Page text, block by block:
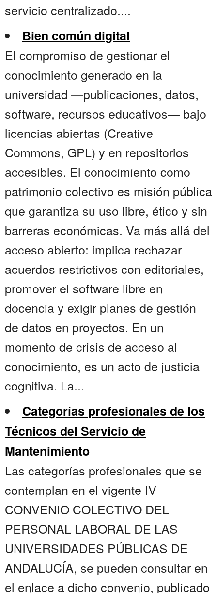
servicio centralizado....
Bien común digital
El compromiso de gestionar el
conocimiento generado en la
universidad —publicaciones, datos,
software, recursos educativos— bajo
licencias abiertas (Creative
Commons, GPL) y en repositorios
accesibles. El conocimiento como
patrimonio colectivo es misión pública
que garantiza su uso libre, ético y sin
barreras económicas. Va más allá del
acceso abierto: implica rechazar
acuerdos restrictivos con editoriales,
promover el software libre en
docencia y exigir planes de gestión
de datos en proyectos. En un
momento de crisis de acceso al
conocimiento, es un acto de justicia
cognitiva. La...
Categorías profesionales de los
Técnicos del Servicio de
Mantenimiento
Las categorías profesionales que se
contemplan en el vigente IV
CONVENIO COLECTIVO DEL
PERSONAL LABORAL DE LAS
UNIVERSIDADES PÚBLICAS DE
ANDALUCÍA, se pueden consultar en
el enlace a dicho convenio, publicado